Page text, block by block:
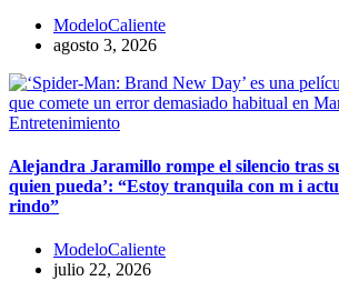
ModeloCaliente
agosto 3, 2026
Entretenimiento
​Alejandra Jaramillo rompe el silencio tras
quien pueda’: “Estoy tranquila con m i
rindo”
ModeloCaliente
julio 22, 2026